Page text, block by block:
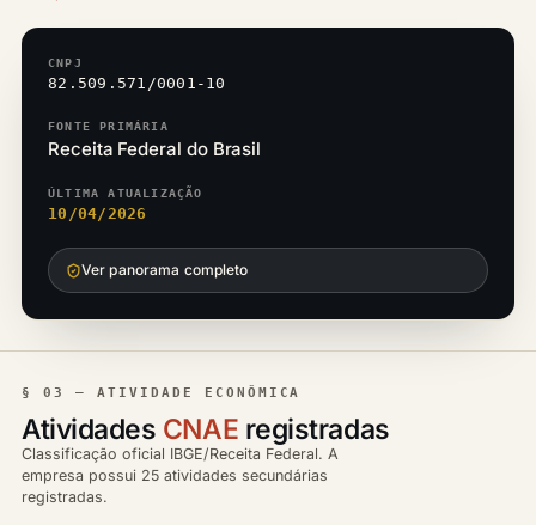
CNPJ
82.509.571/0001-10
FONTE PRIMÁRIA
Receita Federal do Brasil
ÚLTIMA ATUALIZAÇÃO
10/04/2026
Ver panorama completo
§ 03 — ATIVIDADE ECONÔMICA
Atividades CNAE registradas
Classificação oficial IBGE/Receita Federal. A
empresa possui 25 atividades secundárias
registradas.